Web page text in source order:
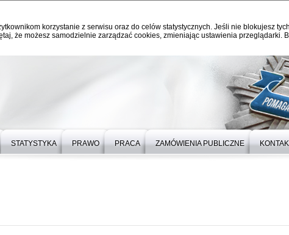
korzystanie z serwisu oraz do celów statystycznych. Jeśli nie blokujesz
że możesz samodzielnie zarządzać cookies, zmieniając ustawienia przeglądarki.
STATYSTYKA PRAWO PRACA ZAMÓWIENIA PUBLICZNE